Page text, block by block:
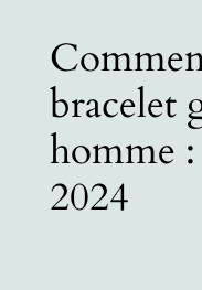
bracelet
homme
2024